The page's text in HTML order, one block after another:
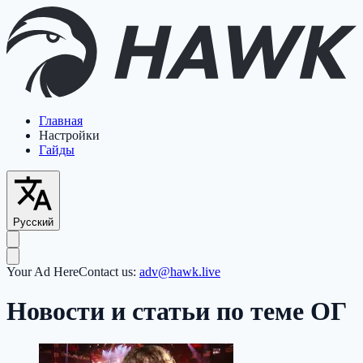
Главная
Настройки
Гайды
Русский
Your Ad HereContact us: adv@hawk.live
Новости и статьи по теме ОГ